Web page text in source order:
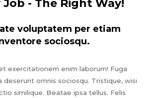
Job - The Right Way!
voluptatem per etiam
sociosqu.
exercitationem enim laborum! Fuga
deserunt omnis sociosqu. Tristique, wisi
similique. Beatae ipsa tellus. Felis